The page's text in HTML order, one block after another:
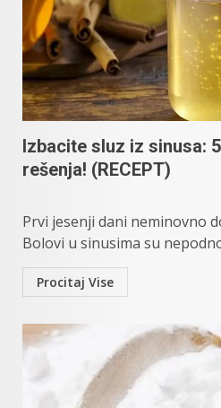
Izbacite sluz iz sinusa:
rešenja! (RECEPT)
Prvi jesenji dani neminovno
Bolovi u sinusima su
Procitaj Vise